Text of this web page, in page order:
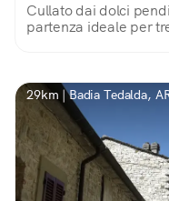
Cullato dai dolci
partenza ideale per
29km | Badia Tedalda,